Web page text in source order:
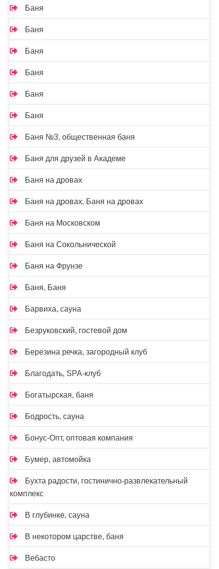
Баня
Баня
Баня
Баня
Баня
Баня
Баня №3, общественная баня
Баня для друзей в Академе
Баня на дровах
Баня на дровах, Баня на дровах
Баня на Московском
Баня на Сокольнической
Баня на Фрунзе
Баня, Баня
Барвиха, сауна
Безруковский, гостевой дом
Березина речка, загородный клуб
Благодать, SPA-клуб
Богатырская, баня
Бодрость, сауна
Бонус-Опт, оптовая компания
Бумер, автомойка
Бухта радости, гостинично-развлекательный
комплекс
В глубинке, сауна
В некотором царстве, баня
Вебасто